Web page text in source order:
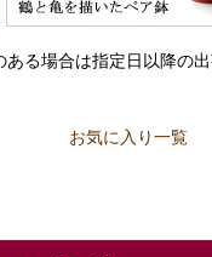
る場合は指定日以降の
お気に入り一覧